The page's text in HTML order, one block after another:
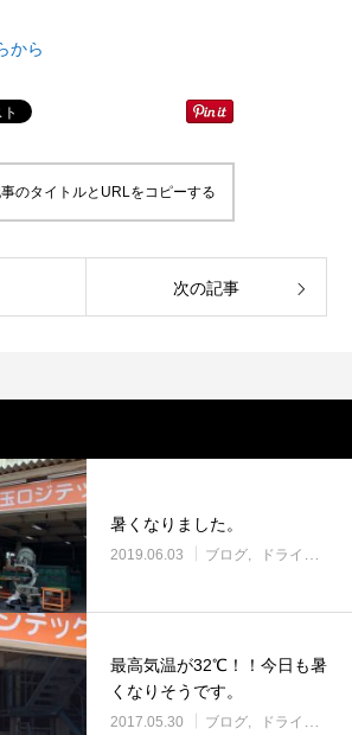
冷やすには？適切な
氷関連 価格改定の
から
のタイトルとURLをコピーする
次の記事
暑くなりました。
2019.06.03 ブログ ドライアイス
最高気温が32℃！！今日も暑
くなりそうです。
2017.05.30 ブログ ドライアイス